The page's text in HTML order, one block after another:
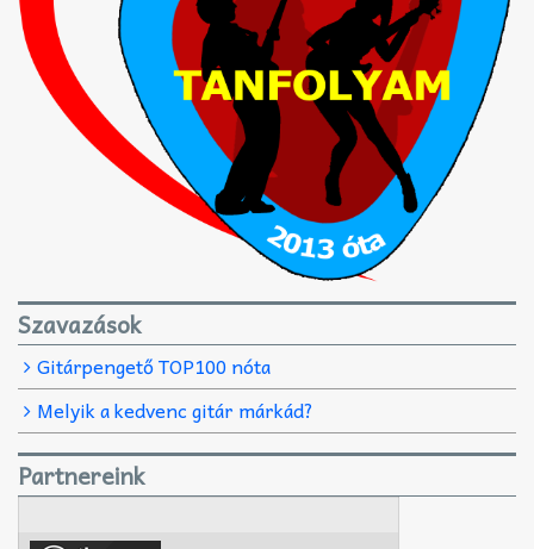
Szavazások
Gitárpengető TOP100 nóta
Melyik a kedvenc gitár márkád?
Partnereink